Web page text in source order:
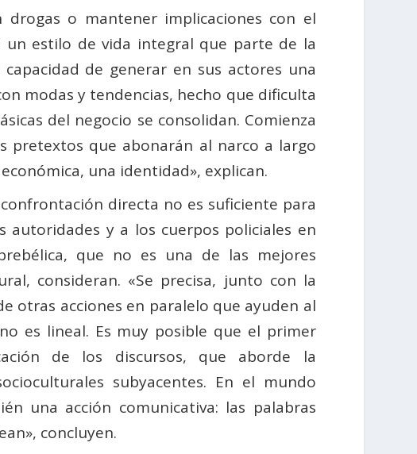
o mantener implicaciones con el
estilo de vida integral que parte de la
de generar en sus actores una
modas y tendencias, hecho que dificulta
del negocio se consolidan. Comienza
pretextos que abonarán al narco a largo
una identidad», explican.
directa no es suficiente para
y a los cuerpos policiales en
que no es una de las mejores
consideran. «Se precisa, junto con la
otras acciones en paralelo que ayuden al
es lineal. Es muy posible que el primer
de los discursos, que aborde la
subyacentes. En el mundo
una acción comunicativa: las palabras
concluyen.